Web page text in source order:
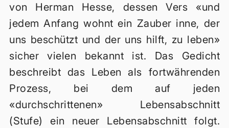
von Herman Hesse, dessen Vers «und
jedem Anfang wohnt ein Zauber inne, der
uns beschützt und der uns hilft, zu leben»
sicher vielen bekannt ist. Das Gedicht
beschreibt das Leben als fortwährenden
Prozess, bei dem auf jeden
«durchschrittenen» Lebensabschnitt
(Stufe) ein neuer Lebensabschnitt folgt.